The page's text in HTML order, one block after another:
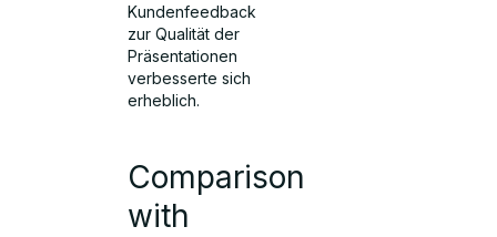
Kundenfeedback
zur Qualität der
Präsentationen
verbesserte sich
erheblich.
Comparison
with